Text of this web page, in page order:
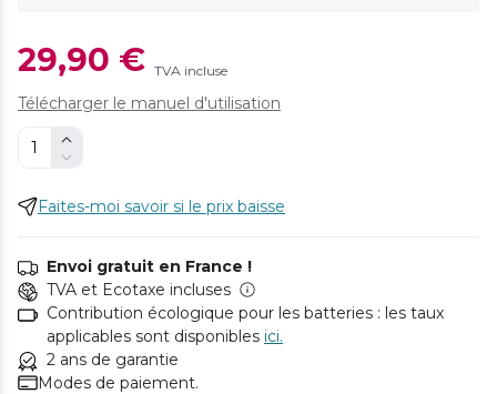
29,90 € TVA incluse
Télécharger le manuel d'utilisation
Faites-moi savoir si le prix baisse
Envoi gratuit en France !
TVA et Ecotaxe incluses
Contribution écologique pour les batteries : les taux
applicables sont disponibles ici.
2 ans de garantie
Modes de paiement.